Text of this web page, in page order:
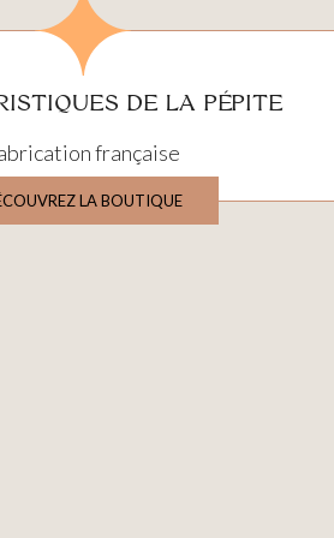
DE LA PÉPITE
française
LA BOUTIQUE